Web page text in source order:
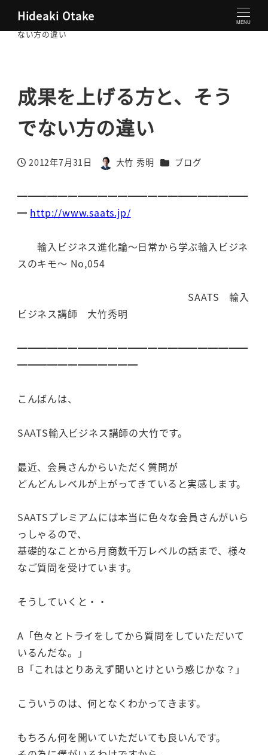
Hideaki Otake MENU
大竹秀明 公式サイト
成果を上げる方と、そうで
ない方の違い
成果を上げる方と、そう
でない方の違い
投稿日
2012年7月31日
著
大竹 秀明 カテゴリー
ブログ
━━━━━━━━━━━━━━━━━━━━━━━
━ http://www.saats.jp/
輸入ビジネス進化論～日常から学ぶ輸入ビジネ
スのキモ～ No,054
SAATS 輸入
ビジネス講師 大竹秀明
━━━━━━━━━━━━━━━━━━━━━━━
━━━━━━━━━━━━
こんばんは、
SAATS輸入ビジネス講師の大竹です。
最近、会員さんからいただく質問が
どんどんレベルが上がってきていると実感します。
SAATSプレミアムには本当に色々な会員さんがいら
っしゃるので、
基礎的なことから月商数千万レベルの話まで、様々
なご質問を受けています。
そうしていくと・・
A「色々とトライをしてから質問をしていただいて
いるんだな。」
B「これはとりあえず聞いとけという感じかな？」
こういうのは、何となくわかってきます。
もちろん何を聞いていただいても良いんです。